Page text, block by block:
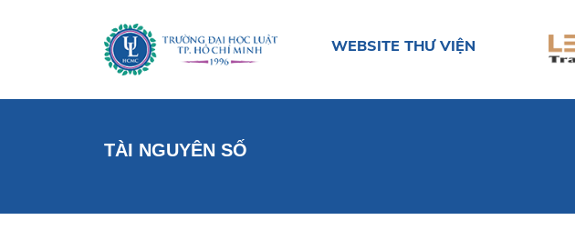
WEBSITE THƯ VIỆN
TÀI NGUYÊN SỐ